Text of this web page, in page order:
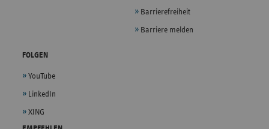
Barrierefreiheit
Barriere melden
FOLGEN
YouTube
LinkedIn
XING